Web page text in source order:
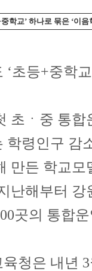
학교’ 하나로 묶은 ‘이음
‘초등+중학
초ㆍ중 통합
학령인구 감
만든 학교
난해부터
곳의 통합
청은 내년